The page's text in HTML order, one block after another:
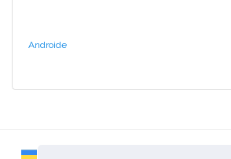
Androide